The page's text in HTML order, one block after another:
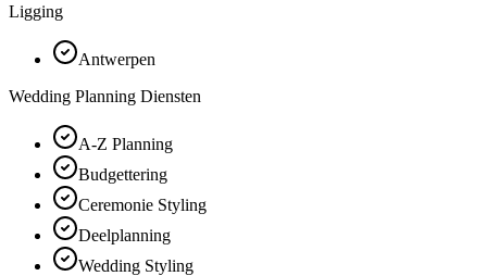
Ligging
Antwerpen
Wedding Planning Diensten
A-Z Planning
Budgettering
Ceremonie Styling
Deelplanning
Wedding Styling